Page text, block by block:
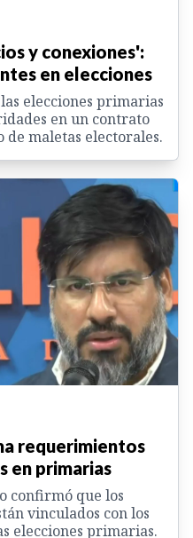
y conexiones':
en elecciones
elecciones primarias
en un contrato
maletas electorales.
requerimientos
en primarias
confirmó que los
vinculados con los
elecciones primarias.